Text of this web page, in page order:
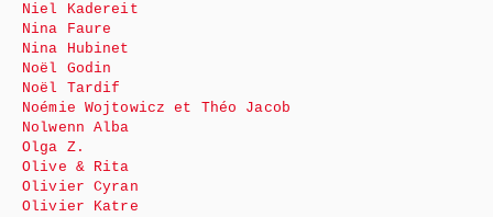
Niel Kadereit
Nina Faure
Nina Hubinet
Noël Godin
Noël Tardif
Noémie Wojtowicz et Théo Jacob
Nolwenn Alba
Olga Z.
Olive & Rita
Olivier Cyran
Olivier Katre